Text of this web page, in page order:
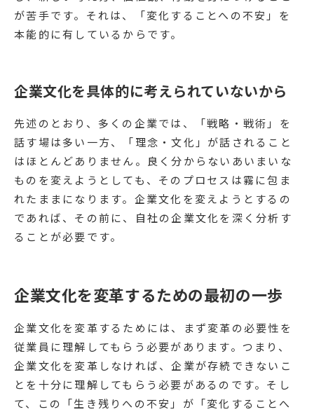
が苦手です。それは、「変化することへの不安」を
本能的に有しているからです。
企業文化を具体的に考えられていないから
先述のとおり、多くの企業では、「戦略・戦術」を
話す場は多い一方、「理念・文化」が話されること
はほとんどありません。良く分からないあいまいな
ものを変えようとしても、そのプロセスは霧に包ま
れたままになります。企業文化を変えようとするの
であれば、その前に、自社の企業文化を深く分析す
ることが必要です。
企業文化を変革するための最初の一歩
企業文化を変革するためには、まず変革の必要性を
従業員に理解してもらう必要があります。つまり、
企業文化を変革しなければ、企業が存続できないこ
とを十分に理解してもらう必要があるのです。そし
て、この「生き残りへの不安」が「変化することへ